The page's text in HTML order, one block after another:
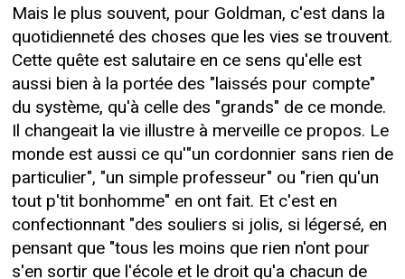
Mais le plus souvent, pour Goldman, c'est dans la
quotidienneté des choses que les vies se trouvent.
Cette quête est salutaire en ce sens qu'elle est
aussi bien à la portée des "laissés pour compte"
du système, qu'à celle des "grands" de ce monde.
Il changeait la vie illustre à merveille ce propos. Le
monde est aussi ce qu'"un cordonnier sans rien de
particulier", "un simple professeur" ou "rien qu'un
tout p'tit bonhomme" en ont fait. Et c'est en
confectionnant "des souliers si jolis, si légersé, en
pensant que "tous les moins que rien n'ont pour
s'en sortir que l'école et le droit qu'a chacun de